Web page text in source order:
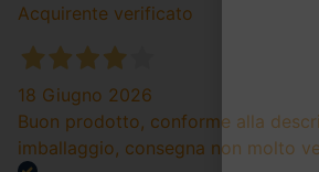
Acquirente verificato
18 Giugno 2026
Buon prodotto, conforme alla
imballaggio, consegna non molto